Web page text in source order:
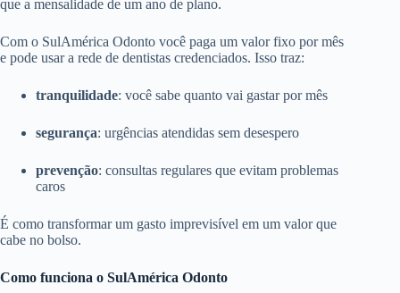
que a mensalidade de um ano de plano.
Com o SulAmérica Odonto você paga um valor fixo por mês
e pode usar a rede de dentistas credenciados. Isso traz:
tranquilidade: você sabe quanto vai gastar por mês
segurança: urgências atendidas sem desespero
prevenção: consultas regulares que evitam problemas
caros
É como transformar um gasto imprevisível em um valor que
cabe no bolso.
Como funciona o SulAmérica Odonto